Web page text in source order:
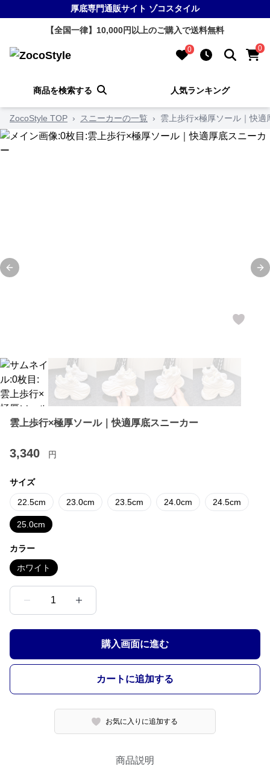
厚底専門通販サイト ゾコスタイル
【全国一律】10,000円以上のご購入で送料無料
0 0
商品を検索する 人気ランキング
ZocoStyle TOP › スニーカーの一覧 › 雲上歩行×極厚ソール｜快適
Previous slide
雲上歩行×極厚ソール｜快適厚底スニーカー
3,340 円
サイズ
22.5cm 23.0cm 23.5cm 24.0cm 24.5cm
25.0cm
カラー
ホワイト
1
購入画面に進む
カートに追加する
お気に入りに追加する
商品説明